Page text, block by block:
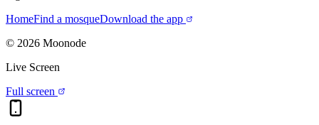
HomeFind a mosqueDownload the app
© 2026 Moonode
Live Screen
Full screen